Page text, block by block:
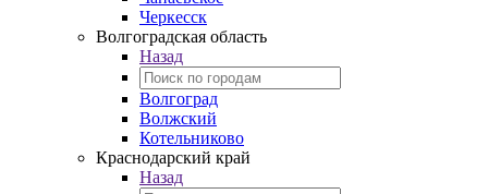
Черкесск
Волгоградская область
Назад
Волгоград
Волжский
Котельниково
Краснодарский край
Назад